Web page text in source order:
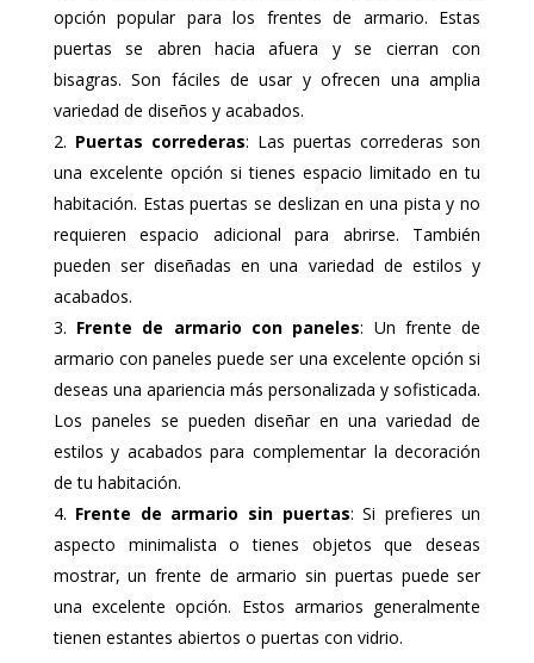
opción popular para los frentes de armario. Estas
puertas se abren hacia afuera y se cierran con
bisagras. Son fáciles de usar y ofrecen una amplia
variedad de diseños y acabados.
Puertas correderas: Las puertas correderas son
una excelente opción si tienes espacio limitado en tu
habitación. Estas puertas se deslizan en una pista y no
requieren espacio adicional para abrirse. También
pueden ser diseñadas en una variedad de estilos y
acabados.
Frente de armario con paneles: Un frente de
armario con paneles puede ser una excelente opción si
deseas una apariencia más personalizada y sofisticada.
Los paneles se pueden diseñar en una variedad de
estilos y acabados para complementar la decoración
de tu habitación.
Frente de armario sin puertas: Si prefieres un
aspecto minimalista o tienes objetos que deseas
mostrar, un frente de armario sin puertas puede ser
una excelente opción. Estos armarios generalmente
tienen estantes abiertos o puertas con vidrio.